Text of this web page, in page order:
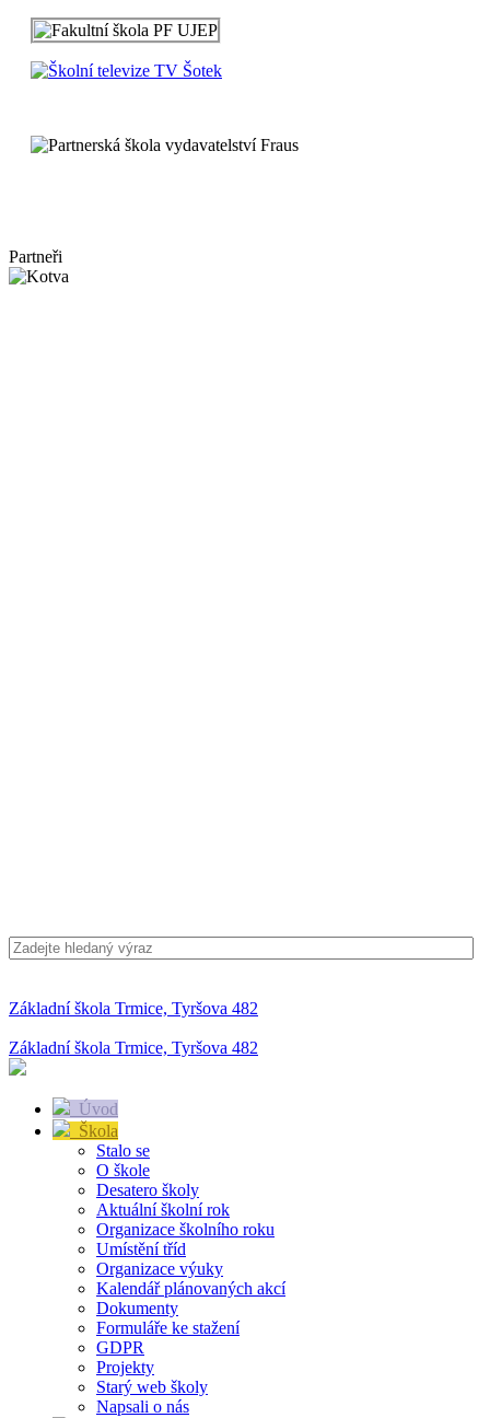
Partneři
Základní škola Trmice, Tyršova 482
Základní škola Trmice, Tyršova 482
Úvod
Škola
Stalo se
O škole
Desatero školy
Aktuální školní rok
Organizace školního roku
Umístění tříd
Organizace výuky
Kalendář plánovaných akcí
Dokumenty
Formuláře ke stažení
GDPR
Projekty
Starý web školy
Napsali o nás